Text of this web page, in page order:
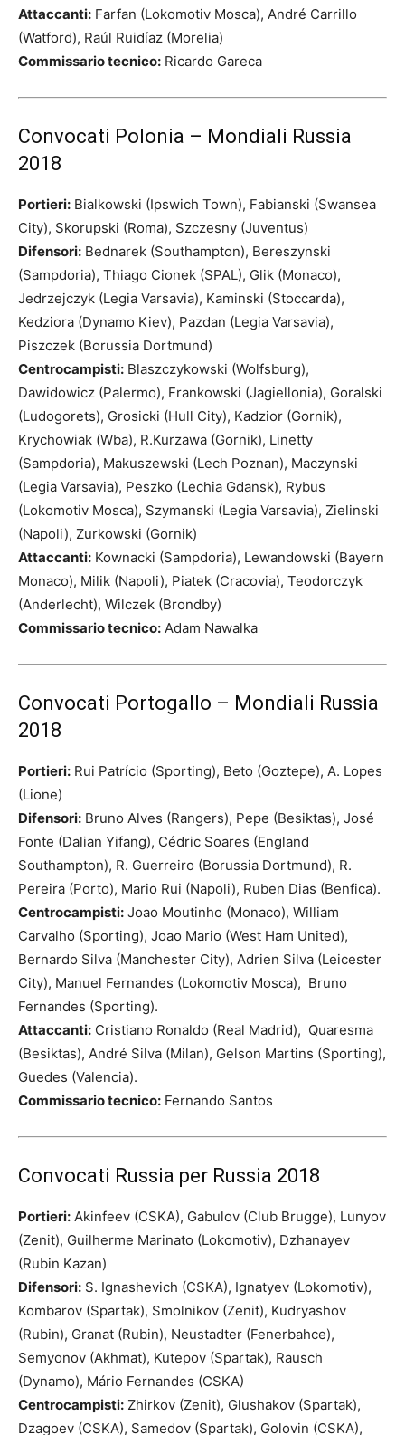
Attaccanti: Farfan (Lokomotiv Mosca), André Carrillo
(Watford), Raúl Ruidíaz (Morelia)
Commissario tecnico: Ricardo Gareca
Convocati Polonia – Mondiali Russia
2018
Portieri: Bialkowski (Ipswich Town), Fabianski (Swansea
City), Skorupski (Roma), Szczesny (Juventus)
Difensori: Bednarek (Southampton), Bereszynski
(Sampdoria), Thiago Cionek (SPAL), Glik (Monaco),
Jedrzejczyk (Legia Varsavia), Kaminski (Stoccarda),
Kedziora (Dynamo Kiev), Pazdan (Legia Varsavia),
Piszczek (Borussia Dortmund)
Centrocampisti: Blaszczykowski (Wolfsburg),
Dawidowicz (Palermo), Frankowski (Jagiellonia), Goralski
(Ludogorets), Grosicki (Hull City), Kadzior (Gornik),
Krychowiak (Wba), R.Kurzawa (Gornik), Linetty
(Sampdoria), Makuszewski (Lech Poznan), Maczynski
(Legia Varsavia), Peszko (Lechia Gdansk), Rybus
(Lokomotiv Mosca), Szymanski (Legia Varsavia), Zielinski
(Napoli), Zurkowski (Gornik)
Attaccanti: Kownacki (Sampdoria), Lewandowski (Bayern
Monaco), Milik (Napoli), Piatek (Cracovia), Teodorczyk
(Anderlecht), Wilczek (Brondby)
Commissario tecnico: Adam Nawalka
Convocati Portogallo – Mondiali Russia
2018
Portieri: Rui Patrício (Sporting), Beto (Goztepe), A. Lopes
(Lione)
Difensori: Bruno Alves (Rangers), Pepe (Besiktas), José
Fonte (Dalian Yifang), Cédric Soares (England
Southampton), R. Guerreiro (Borussia Dortmund), R.
Pereira (Porto), Mario Rui (Napoli), Ruben Dias (Benfica).
Centrocampisti: Joao Moutinho (Monaco), William
Carvalho (Sporting), Joao Mario (West Ham United),
Bernardo Silva (Manchester City), Adrien Silva (Leicester
City), Manuel Fernandes (Lokomotiv Mosca), Bruno
Fernandes (Sporting).
Attaccanti: Cristiano Ronaldo (Real Madrid), Quaresma
(Besiktas), André Silva (Milan), Gelson Martins (Sporting),
Guedes (Valencia).
Commissario tecnico: Fernando Santos
Convocati Russia per Russia 2018
Portieri: Akinfeev (CSKA), Gabulov (Club Brugge), Lunyov
(Zenit), Guilherme Marinato (Lokomotiv), Dzhanayev
(Rubin Kazan)
Difensori: S. Ignashevich (CSKA), Ignatyev (Lokomotiv),
Kombarov (Spartak), Smolnikov (Zenit), Kudryashov
(Rubin), Granat (Rubin), Neustadter (Fenerbahce),
Semyonov (Akhmat), Kutepov (Spartak), Rausch
(Dynamo), Mário Fernandes (CSKA)
Centrocampisti: Zhirkov (Zenit), Glushakov (Spartak),
Dzagoev (CSKA), Samedov (Spartak), Golovin (CSKA),